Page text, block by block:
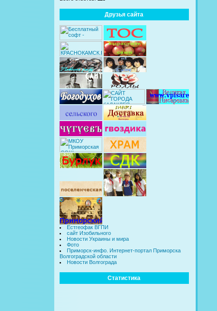
Друзья сайта
Естгеофак ВГПИ
сайт Изобильного
Новости Украины и мира
Фото
Приморск-инфо. Интернет-портал Приморска
Волгоградской области
Новости Волгограда
Статистика